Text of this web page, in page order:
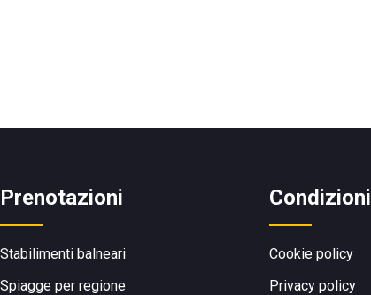
Prenotazioni
Stabilimenti balneari
Spiagge per regione
Condizioni
Cookie policy
Privacy policy